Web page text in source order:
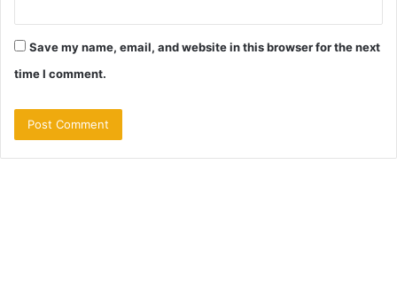
Save my name, email, and website in this browser for the next
time I comment.